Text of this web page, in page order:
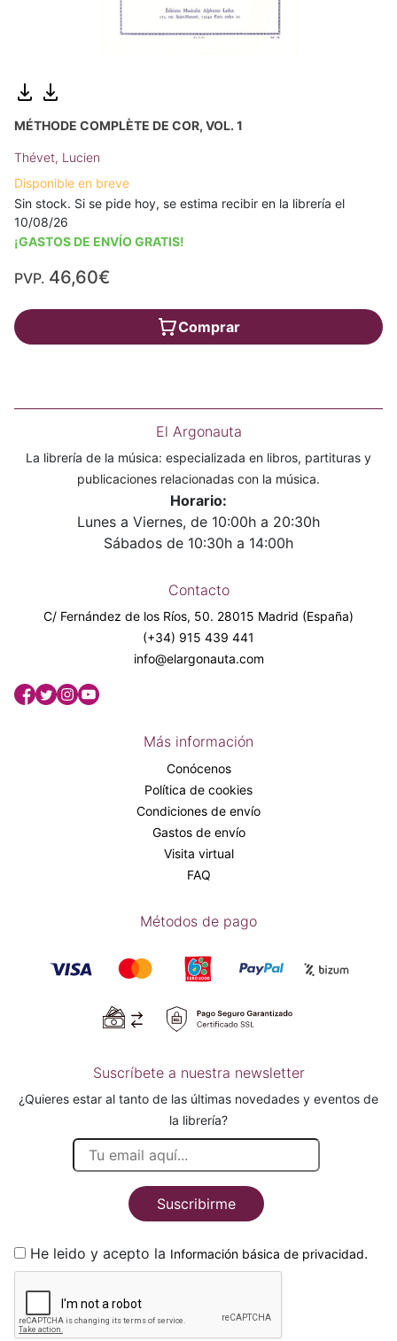
MÉTHODE COMPLÈTE DE COR, VOL. 1
Thévet, Lucien
Disponible en breve
Sin stock. Si se pide hoy, se estima recibir en la librería el
10/08/26
¡GASTOS DE ENVÍO GRATIS!
PVP. 46,60€
Comprar
El Argonauta
La librería de la música: especializada en libros, partituras y
publicaciones relacionadas con la música.
Horario:
Lunes a Viernes, de 10:00h a 20:30h
Sábados de 10:30h a 14:00h
Contacto
C/ Fernández de los Ríos, 50. 28015 Madrid (España)
(+34) 915 439 441
info@elargonauta.com
Más información
Conócenos
Política de cookies
Condiciones de envío
Gastos de envío
Visita virtual
FAQ
Métodos de pago
Suscríbete a nuestra newsletter
¿Quieres estar al tanto de las últimas novedades y eventos de
la librería?
Suscribirme
He leido y acepto la Información básica de privacidad.